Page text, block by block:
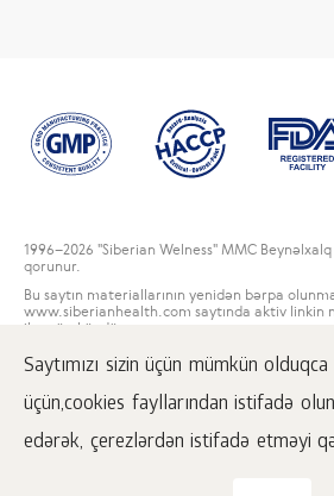
Saytımızı sizin üçün mümkün
üçün,cookies fayllarından istifadə
edərək, çerezlərdən istifadə etməyi
1996–2026 "Siberian Welness" MMC
qorunur.
Bu saytın materiallarının yenidən bərpa
www.siberianhealth.com saytında aktiv linkin
ilə mümkündür.
İstifadəçi razılaşması
Məxfilik haqqında